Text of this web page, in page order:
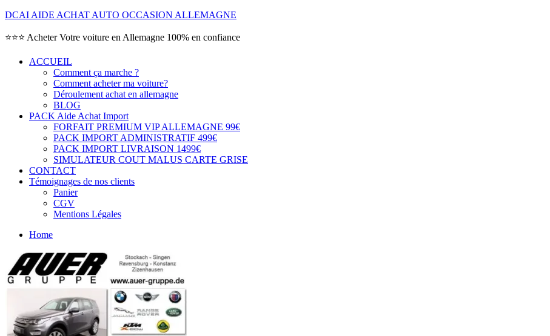
DCAI AIDE ACHAT AUTO OCCASION ALLEMAGNE
⭐⭐⭐ Acheter Votre voiture en Allemagne 100% en confiance
ACCUEIL
Comment ça marche ?
Comment acheter ma voiture?
Déroulement achat en allemagne
BLOG
PACK Aide Achat Import
FORFAIT PREMIUM VIP ALLEMAGNE 99€
PACK IMPORT ADMINISTRATIF 499€
PACK IMPORT LIVRAISON 1499€
SIMULATEUR COUT MALUS CARTE GRISE
CONTACT
Témoignages de nos clients
Panier
CGV
Mentions Légales
Home